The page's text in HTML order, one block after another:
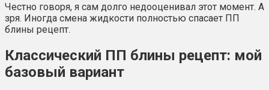
Честно говоря, я сам долго недооценивал этот момент. А
зря. Иногда смена жидкости полностью спасает ПП
блины рецепт.
Классический ПП блины рецепт: мой
базовый вариант